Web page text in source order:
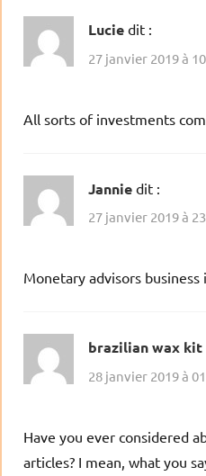
Lucie dit :
27 janvier 2019 à
All sorts of investments
Jannie dit :
27 janvier 2019 à
Monetary advisors business
brazilian wax kit
28 janvier 2019 à
Have you ever considered
articles? I mean, what you